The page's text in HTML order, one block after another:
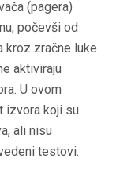
(pagera)
počevši od
kroz zračne luke
aktiviraju
U ovom
izvora koji su
ali nisu
testovi.